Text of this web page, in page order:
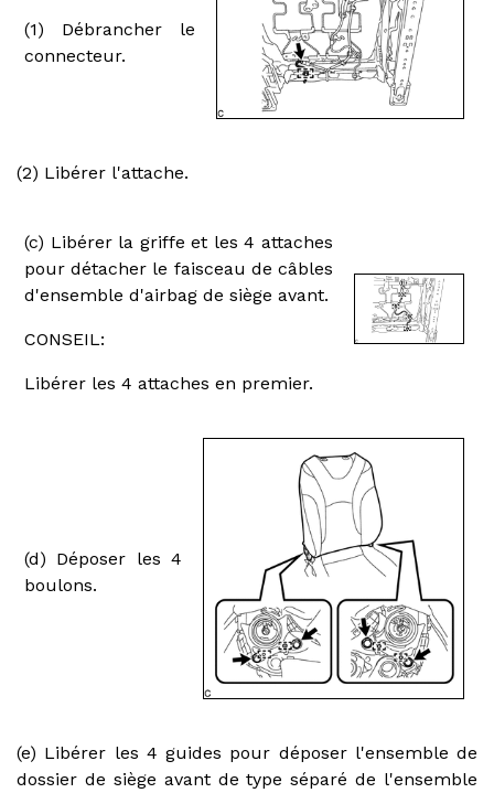
(1) Débrancher le
connecteur.
(2) Libérer l'attache.
(c) Libérer la griffe et les 4 attaches
pour détacher le faisceau de câbles
d'ensemble d'airbag de siège avant.
CONSEIL:
Libérer les 4 attaches en premier.
(d) Déposer les 4
boulons.
(e) Libérer les 4 guides pour déposer l'ensemble de
dossier de siège avant de type séparé de l'ensemble